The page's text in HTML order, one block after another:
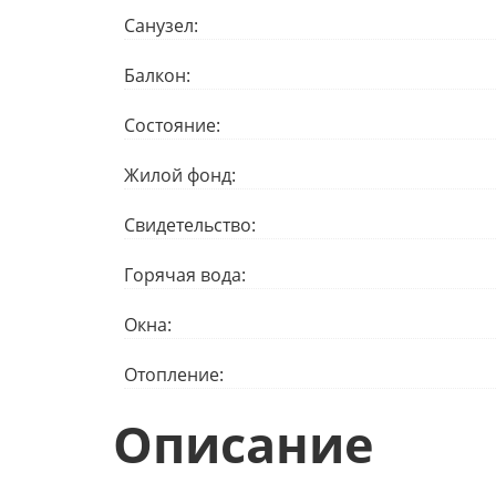
Санузел:
Балкон:
Состояние:
Жилой фонд:
Свидетельство:
Горячая вода:
Окна:
Отопление:
Описание